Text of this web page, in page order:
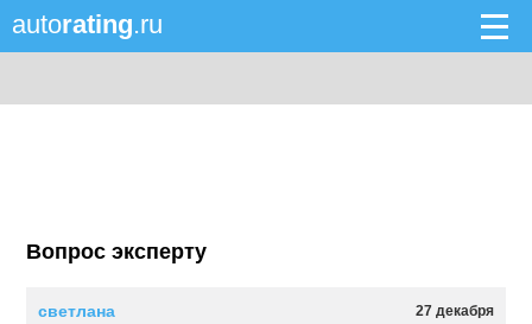
autorating.ru
Вопрос эксперту
27 декабря
светлана